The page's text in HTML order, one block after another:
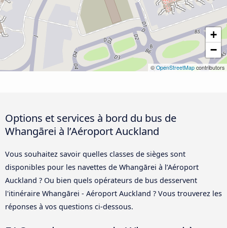
+
−
©OpenStreetMap contributors
Options et services à bord du bus de
Whangārei à l’Aéroport Auckland
Vous souhaitez savoir quelles classes de sièges sont
disponibles pour les navettes de Whangārei à l’Aéroport
Auckland ? Ou bien quels opérateurs de bus desservent
l'itinéraire Whangārei - Aéroport Auckland ? Vous trouverez les
réponses à vos questions ci-dessous.